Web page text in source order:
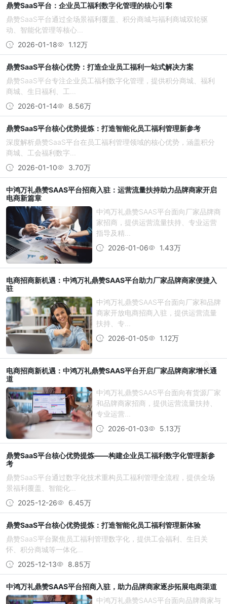
鼎赞SaaS平台：企业员工福利数字化管理的核心引擎
鼎赞SaaS平台通过全场景福利覆盖、积分商城与福利商城双轮驱
动、智能化管理等核心...
2026-01-18
1.12万
鼎赞SaaS平台核心优势：打造企业员工福利一站式解决方案
鼎赞SaaS平台专注企业员工福利数字化管理，提供积分商城、福利
商城、生日福利、工...
2026-01-14
8.56万
鼎赞SaaS平台核心优势提炼：打造智能化员工福利管理新参考
深度解析鼎赞SaaS平台在员工福利管理领域的核心优势，涵盖积分
商城、工会福利数字...
2026-01-10
3.70万
中鸿万礼鼎赞SAAS平台招商入驻：运营流量扶持助力品牌商家开启
电商新篇章
中鸿万礼鼎赞SAAS平台面向厂家品牌商
家招商，提供运营流量扶持、专业运营
指导及精...
2026-01-06
1.43万
电商招商新机遇：中鸿万礼鼎赞SAAS平台助力厂家品牌商家便捷入
驻
中鸿万礼鼎赞SAAS平台面向厂家和品牌
商家开放电商招商入驻，提供运营流量
扶持、专...
2026-01-05
1.12万
电商招商新机遇：中鸿万礼鼎赞SAAS平台开启厂家品牌商家增长通
道
中鸿万礼鼎赞SAAS平台面向有货源厂家
和品牌商家招商，提供运营流量扶持、
专业运营...
2026-01-03
5.13万
鼎赞SaaS平台核心优势提炼——构建企业员工福利数字化管理新参
考
鼎赞SaaS平台通过数字化技术重构员工福利管理全流程，提供全场
景福利覆盖、智能化...
2025-12-26
6.45万
鼎赞SaaS平台核心优势提炼：打造智能化员工福利管理新体验
鼎赞SaaS平台聚焦员工福利管理数字化，提供工会福利、生日关
怀、积分商城等一体化...
2025-12-13
8.85万
中鸿万礼鼎赞SAAS平台招商入驻，助力品牌商家逐步拓展电商渠道
中鸿万礼鼎赞SAAS平台面向品牌商家与